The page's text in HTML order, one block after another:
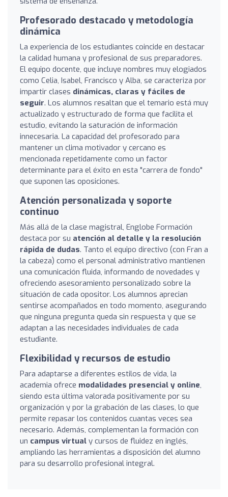
Profesorado destacado y metodología
dinámica
La experiencia de los estudiantes coincide en destacar
la calidad humana y profesional de sus preparadores.
El equipo docente, que incluye nombres muy elogiados
como Celia, Isabel, Francisco y Alba, se caracteriza por
impartir clases dinámicas, claras y fáciles de
seguir. Los alumnos resaltan que el temario está muy
actualizado y estructurado de forma que facilita el
estudio, evitando la saturación de información
innecesaria. La capacidad del profesorado para
mantener un clima motivador y cercano es
mencionada repetidamente como un factor
determinante para el éxito en esta "carrera de fondo"
que suponen las oposiciones.
Atención personalizada y soporte
continuo
Más allá de la clase magistral, Englobe Formación
destaca por su atención al detalle y la resolución
rápida de dudas. Tanto el equipo directivo (con Fran a
la cabeza) como el personal administrativo mantienen
una comunicación fluida, informando de novedades y
ofreciendo asesoramiento personalizado sobre la
situación de cada opositor. Los alumnos aprecian
sentirse acompañados en todo momento, asegurando
que ninguna pregunta queda sin respuesta y que se
adaptan a las necesidades individuales de cada
estudiante.
Flexibilidad y recursos de estudio
Para adaptarse a diferentes estilos de vida, la
academia ofrece modalidades presencial y online,
siendo esta última valorada positivamente por su
organización y por la grabación de las clases, lo que
permite repasar los contenidos cuantas veces sea
necesario. Además, complementan la formación con
un campus virtual y cursos de fluidez en inglés,
ampliando las herramientas a disposición del alumno
para su desarrollo profesional integral.